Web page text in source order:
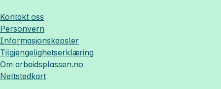
Kontakt oss
Personvern
Informasjonskapsler
Tilgjengelighetserklæring
Om arbeidsplassen.no
Nettstedkart